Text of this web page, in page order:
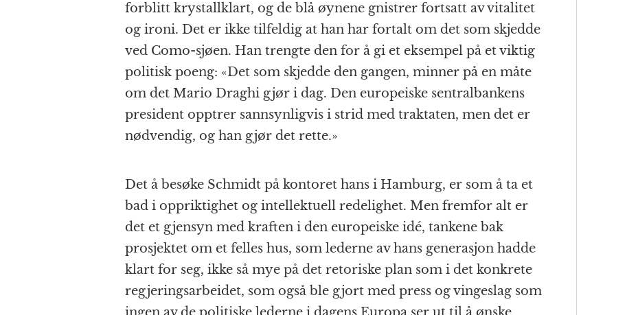
forblitt krystallklart, og de blå øynene gnistrer fortsatt av vitalitet
og ironi. Det er ikke tilfeldig at han har fortalt om det som skjedde
ved Como-sjøen. Han trengte den for å gi et eksempel på et viktig
politisk poeng: «Det som skjedde den gangen, minner på en måte
om det Mario Draghi gjør i dag. Den europeiske sentralbankens
president opptrer sannsynligvis i strid med traktaten, men det er
nødvendig, og han gjør det rette.»
Det å besøke Schmidt på kontoret hans i Hamburg, er som å ta et
bad i oppriktighet og intellektuell redelighet. Men fremfor alt er
det et gjensyn med kraften i den europeiske idé, tankene bak
prosjektet om et felles hus, som lederne av hans generasjon hadde
klart for seg, ikke så mye på det retoriske plan som i det konkrete
regjeringsarbeidet, som også ble gjort med press og vingeslag som